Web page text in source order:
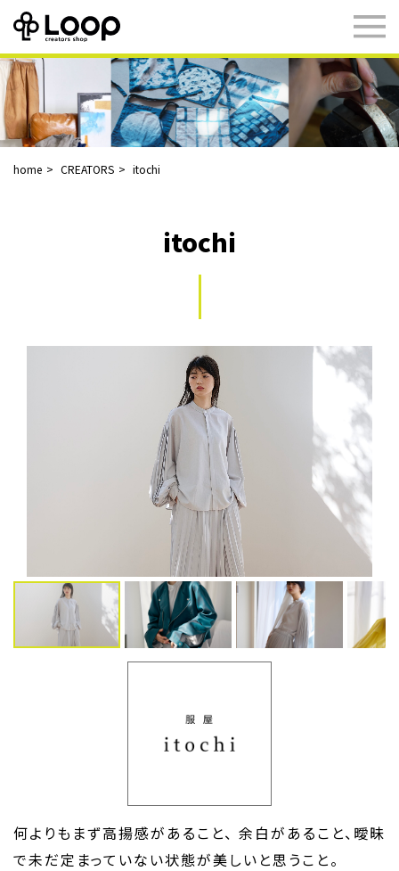
home CREATORS itochi
itochi
何よりもまず高揚感があること、 余白があること、曖昧
で未だ定まっていない状態が美しいと思うこと。